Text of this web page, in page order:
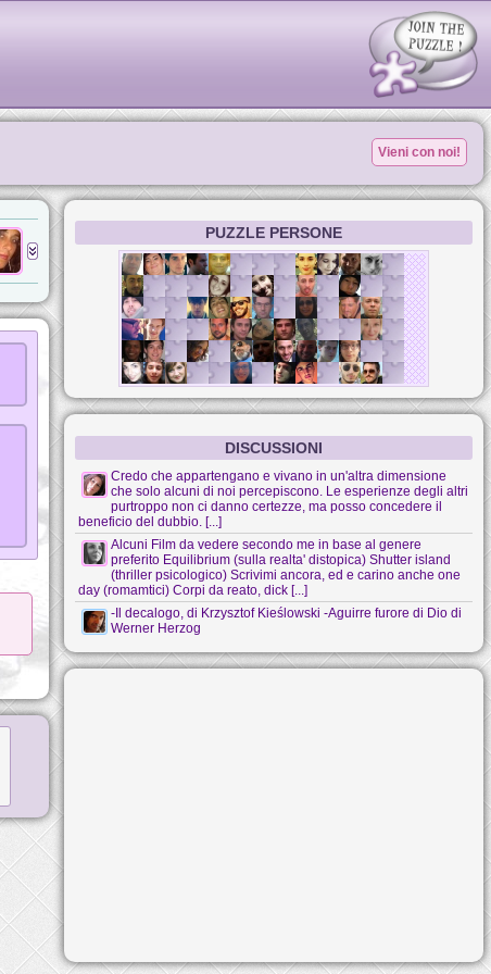
Vieni con noi!
PUZZLE PERSONE
DISCUSSIONI
Credo che appartengano e vivano in un'altra dimensione
che solo alcuni di noi percepiscono. Le esperienze degli altri
purtroppo non ci danno certezze, ma posso concedere il
beneficio del dubbio. [...]
Alcuni Film da vedere secondo me in base al genere
preferito Equilibrium (sulla realta' distopica) Shutter island
(thriller psicologico) Scrivimi ancora, ed e carino anche one
day (romamtici) Corpi da reato, dick [...]
-Il decalogo, di Krzysztof Kieślowski -Aguirre furore di Dio di
Werner Herzog